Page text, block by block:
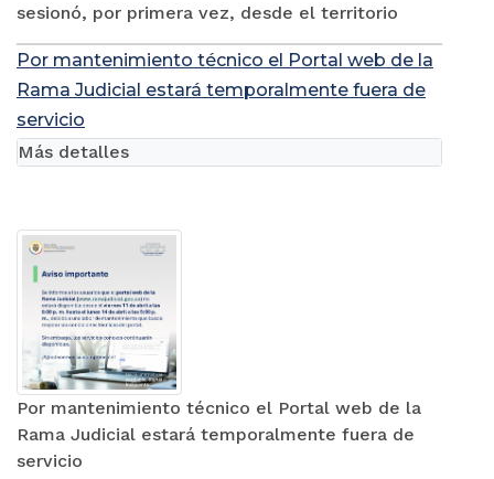
sesionó, por primera vez, desde el territorio
Por mantenimiento técnico el Portal web de la
Rama Judicial estará temporalmente fuera de
servicio
Por mantenimiento técnico el Portal web de la
Rama Judicial estará temporalmente fuera de
servicio
Más detalles